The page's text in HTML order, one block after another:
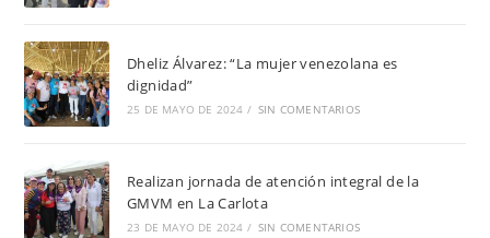
Dheliz Álvarez: “La mujer venezolana es
dignidad”
25 DE MAYO DE 2024 / SIN COMENTARIOS
Realizan jornada de atención integral de la
GMVM en La Carlota
23 DE MAYO DE 2024 / SIN COMENTARIOS